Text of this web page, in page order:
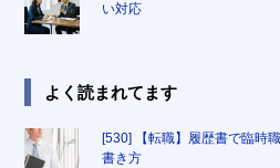
い対応
よく読まれてます
[530] 【転職】履歴書で臨時
書き方